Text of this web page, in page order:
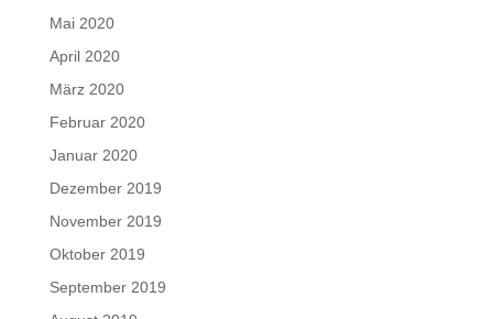
Mai 2020
April 2020
März 2020
Februar 2020
Januar 2020
Dezember 2019
November 2019
Oktober 2019
September 2019